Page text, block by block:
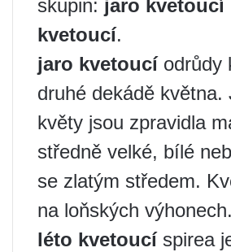
skupin: jaro kvetoucí
kvetoucí.
jaro kvetoucíodrůdy
druhé dekádě května.
květy jsou zpravidla
středně velké, bílé
se zlatým středem.
na loňských výhonech.
léto kvetoucíspirea